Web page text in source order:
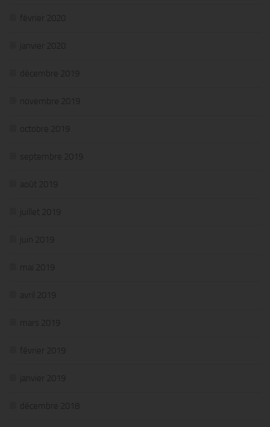
février 2020
janvier 2020
décembre 2019
novembre 2019
octobre 2019
septembre 2019
août 2019
juillet 2019
juin 2019
mai 2019
avril 2019
mars 2019
février 2019
janvier 2019
décembre 2018